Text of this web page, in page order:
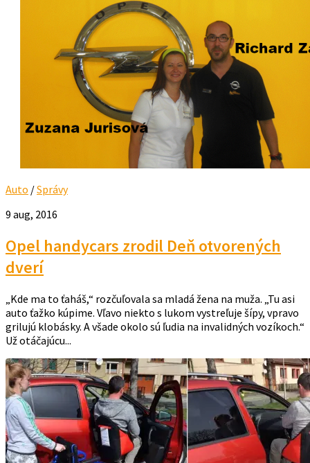
Auto /Správy
9 aug, 2016
Opel handycars zrodil Deň otvorených
dverí
„Kde ma to ťaháš,“ rozčuľovala sa mladá žena na muža. „Tu asi
auto ťažko kúpime. Vľavo niekto s lukom vystreľuje šípy, vpravo
grilujú klobásky. A všade okolo sú ľudia na invalidných vozíkoch.“
Už otáčajúcu...